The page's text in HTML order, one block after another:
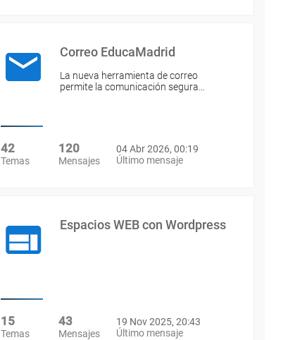
Correo EducaMadrid
La nueva herramienta de correo
permite la comunicación segura…
42
Temas
120
Mensajes
04 Abr 2026, 00:19
Último mensaje
Espacios WEB con Wordpress
15
Temas
43
Mensajes
19 Nov 2025, 20:43
Último mensaje